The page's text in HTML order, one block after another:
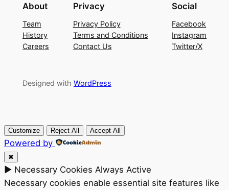
About
Team
History
Careers
Privacy
Privacy Policy
Terms and Conditions
Contact Us
Social
Facebook
Instagram
Twitter/X
Designed with WordPress
Customize Reject All Accept All
Powered by
✖
► Necessary Cookies Always Active
Necessary cookies enable essential site features like